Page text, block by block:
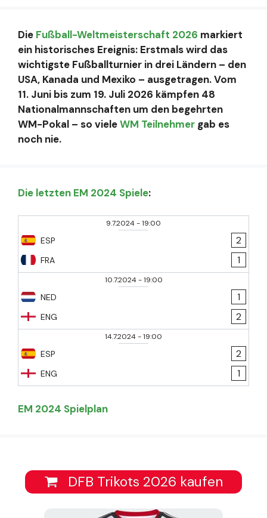
Die Fußball-Weltmeisterschaft 2026 markiert
ein historisches Ereignis: Erstmals wird das
wichtigste Fußballturnier in drei Ländern – den
USA, Kanada und Mexiko – ausgetragen. Vom
11. Juni bis zum 19. Juli 2026 kämpfen 48
Nationalmannschaften um den begehrten
WM-Pokal – so vieleWM Teilnehmer gab es
noch nie.
Die letzten EM 2024 Spiele:
9.7.2024-19:00
ESP
FRA
2
1
10.7.2024-19:00
NED
ENG
1
2
14.7.2024-19:00
ESP
ENG
2
1
EM 2024 Spielplan
DFB Trikots 2026 kaufen